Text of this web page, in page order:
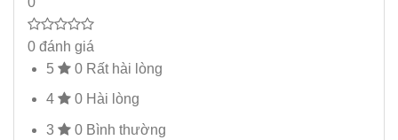
0 đánh giá
5
0 Rất hài lòng
4 0 Hài lòng
3 0 Bình thường